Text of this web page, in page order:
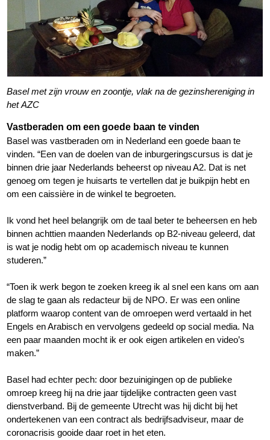
Basel met zijn vrouw en zoontje, vlak na de gezinshereniging in
het AZC
Vastberaden om een goede baan te vinden
Basel was vastberaden om in Nederland een goede baan te
vinden. “Een van de doelen van de inburgeringscursus is dat je
binnen drie jaar Nederlands beheerst op niveau A2. Dat is net
genoeg om tegen je huisarts te vertellen dat je buikpijn hebt en
om een caissière in de winkel te begroeten.
Ik vond het heel belangrijk om de taal beter te beheersen en heb
binnen achttien maanden Nederlands op B2-niveau geleerd, dat
is wat je nodig hebt om op academisch niveau te kunnen
studeren.”
“Toen ik werk begon te zoeken kreeg ik al snel een kans om aan
de slag te gaan als redacteur bij de NPO. Er was een online
platform waarop content van de omroepen werd vertaald in het
Engels en Arabisch en vervolgens gedeeld op social media. Na
een paar maanden mocht ik er ook eigen artikelen en video’s
maken.”
Basel had echter pech: door bezuinigingen op de publieke
omroep kreeg hij na drie jaar tijdelijke contracten geen vast
dienstverband. Bij de gemeente Utrecht was hij dicht bij het
ondertekenen van een contract als bedrijfsadviseur, maar de
coronacrisis gooide daar roet in het eten.